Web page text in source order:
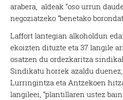
arabera, aldeak “oso urrun
negoziatzeko “benetako
Laffort lantegian alkoholdun
ekoizten dituzte eta 37 langile
osatzen du ordezkaritza
Sindikatu horrek azaldu
Lurringintza eta Antzekoen
langileei, “plantillaren ustez